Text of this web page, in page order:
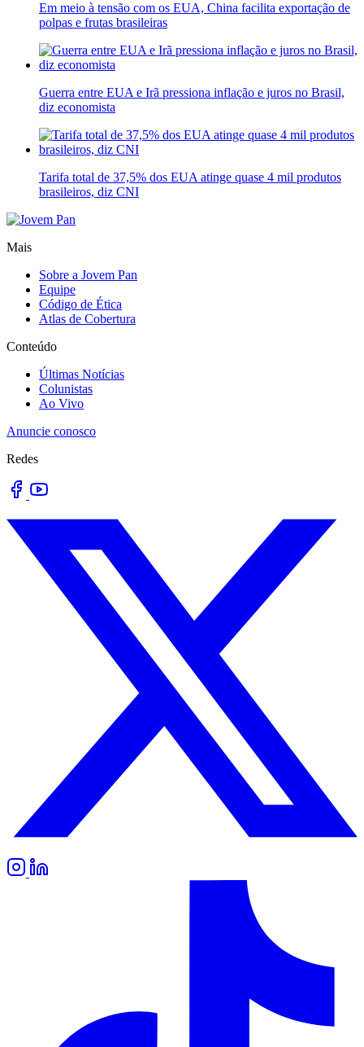
Em meio à tensão com os EUA, China facilita exportação de
polpas e frutas brasileiras
Guerra entre EUA e Irã pressiona inflação e juros no Brasil,
diz economista
Tarifa total de 37,5% dos EUA atinge quase 4 mil produtos
brasileiros, diz CNI
Mais
Sobre a Jovem Pan
Equipe
Código de Ética
Atlas de Cobertura
Conteúdo
Últimas Notícias
Colunistas
Ao Vivo
Anuncie conosco
Redes